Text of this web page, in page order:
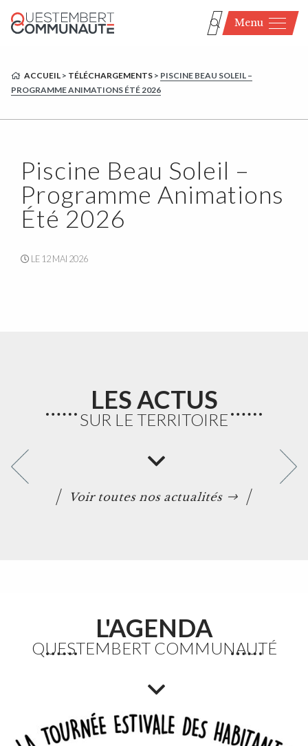
Menu
ACCUEIL > TÉLÉCHARGEMENTS > PISCINE BEAU SOLEIL –
PROGRAMME ANIMATIONS ÉTÉ 2026
Piscine Beau Soleil –
Programme Animations
Été 2026
LE 12 MAI 2026
LES ACTUS
SUR LE TERRITOIRE
Etang du Moulin Neuf : baignade interdite
nautiques. La consommation de poissons pêchés est
Lire la suite
Voir toutes nos actualités
L'AGENDA
QUESTEMBERT COMMUNAUTÉ